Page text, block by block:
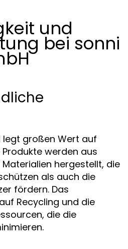
und
bei sonni
großen Wert auf
werden aus
hergestellt, die
als auch die
fördern. Das
Recycling und die
die die